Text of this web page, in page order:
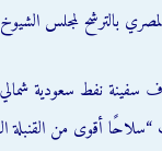
بالترشح لمجلس
سفينة نفط سعودية
أقوى من القنبلة